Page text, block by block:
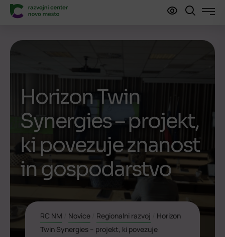
Horizon Twin
Synergies – projekt,
ki povezuje znanost
in gospodarstvo
RC NM Novice Regionalni razvoj
Horizon
Twin Synergies – projekt, ki povezuje